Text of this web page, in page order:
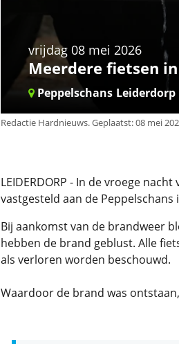
vrijdag 08 mei 2026
Meerdere fietsen
Peppelschans Leiderdorp
Redactie Hardnieuws.Geplaatst: 08 mei
LEIDERDORP - In de vroege
vastgesteld aan de Peppelschans
Bij aankomst van de brandweer
hebben de brand geblust. Alle
als verloren worden beschouwd.
Waardoor de brand was